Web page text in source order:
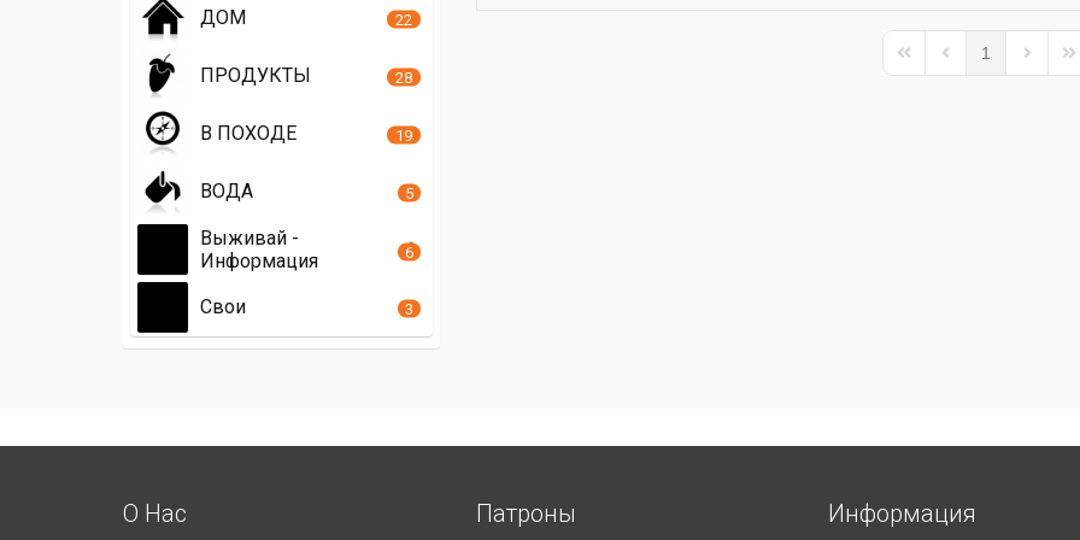
First PagePrevious Page
1
Next
ДОМ 22
ПРОДУКТЫ 28
В ПОХОДЕ 19
ВОДА 5
Выживай -
Информация
6
Свои 3
О Нас Патроны Информация